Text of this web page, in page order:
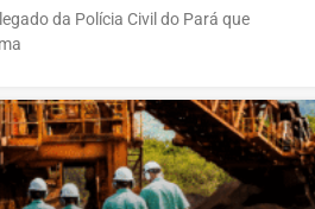
da Polícia Civil do Pará que